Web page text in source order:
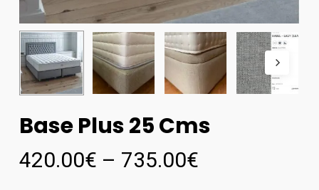
Base Plus 25 Cms
420.00€ – 735.00€Price